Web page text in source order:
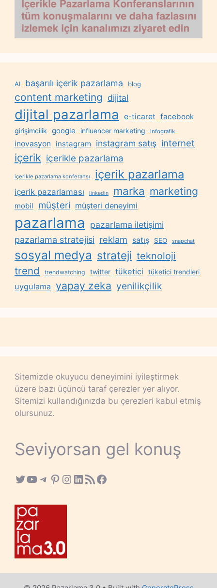
AI başarılı içerik pazarlama blog
content marketing dijital
dijital pazarlama e-ticaret facebook
girişimcilik google influencer marketing infografik
inovasyon instagram instagram satış internet
içerik içerikle pazarlama
içerikle pazarlama konferansı içerik pazarlama
içerik pazarlaması linkedin marka marketing
mobil müşteri müşteri deneyimi
pazarlama
pazarlama iletişimi
pazarlama stratejisi reklam satış SEO snapchat
sosyal medya strateji teknoloji
trend trendwatching twitter tüketici tüketici trendleri
uygulama yapay zeka yenilikçilik
Sitemizde okuyucu deneyimini iyileştirmek
üzere bazı üçüncü taraf çerezler yer alıyor.
Sitemizi kullandığınızda bu çerezleri kabul etmiş
olursunuz.
Seviyorsan gel konuş
Twitter
YouTube
Telegram
Pinterest
Instagram
LinkedIn
RSS FeedFacebook